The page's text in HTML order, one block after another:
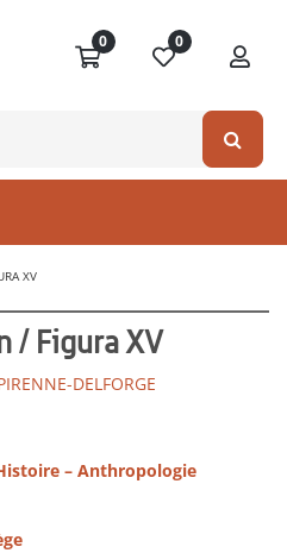
0 0
XV
/ Figura XV
DELFORGE
– Anthropologie